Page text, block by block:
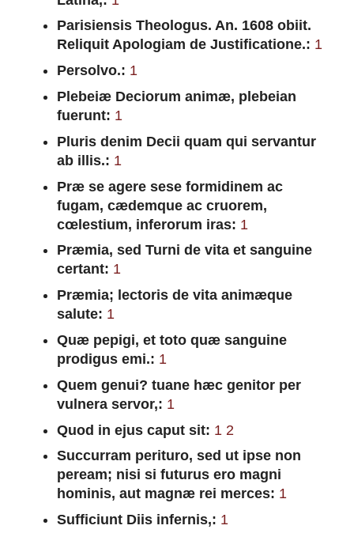
Parisiensis Theologus. An. 1608 obiit.
Reliquit Apologiam de Justificatione.: 1
Persolvo.: 1
Plebeiæ Deciorum animæ, plebeian
fuerunt: 1
Pluris denim Decii quam qui servantur
ab illis.: 1
Præ se agere sese formidinem ac
fugam, cædemque ac cruorem,
cœlestium, inferorum iras: 1
Præmia, sed Turni de vita et sanguine
certant: 1
Præmia; lectoris de vita animæque
salute: 1
Quæ pepigi, et toto quæ sanguine
prodigus emi.: 1
Quem genui? tuane hæc genitor per
vulnera servor,: 1
Quod in ejus caput sit: 1 2
Succurram perituro, sed ut ipse non
peream; nisi si futurus ero magni
hominis, aut magnæ rei merces: 1
Sufficiunt Diis infernis,: 1